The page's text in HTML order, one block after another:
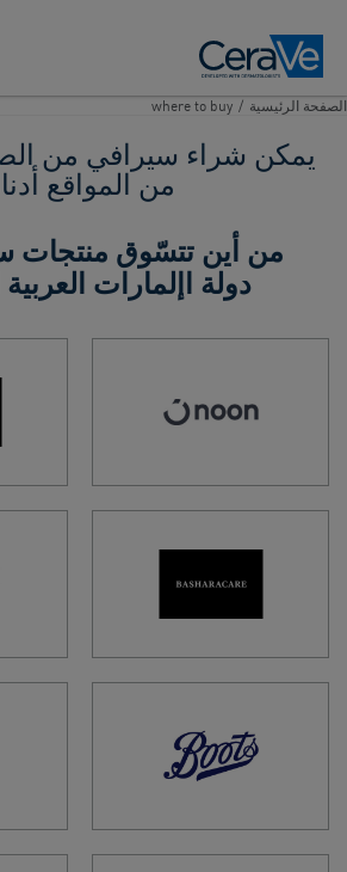
البحث
الصفحة الرئيسية​ /
where to buy
يمكن شراء سيرافي من
من المواقع
من أين تتسّوق منتجات
دولة اإلمارات